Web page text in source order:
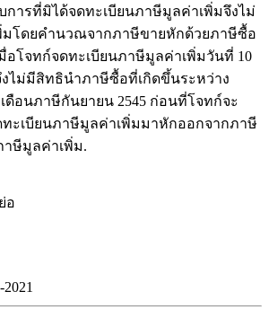
การที่มิได้จดทะเบียนภาษีมูลค่าเพิ่มจึงไม่
มโดยคำนวณจากภาษีขายหักด้วยภาษีซื้อ
อโจทก์จดทะเบียนภาษีมูลค่าเพิ่มวันที่ 10
งไม่มีสิทธินำภาษีซื้อที่เกิดขึ้นระหว่าง
ดือนภาษีกันยายน 2545 ก่อนที่โจทก์จะ
ทะเบียนภาษีมูลค่าเพิ่มมาหักออกจากภาษี
ษีมูลค่าเพิ่ม.
อ